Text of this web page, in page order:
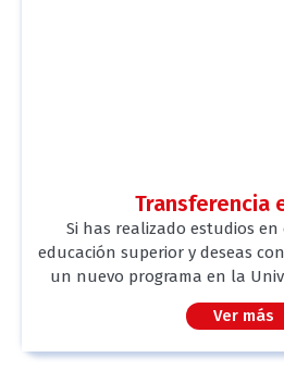
Transferencia
Si has realizado estudios
educación superior y deseas
un nuevo programa en la
Ver más